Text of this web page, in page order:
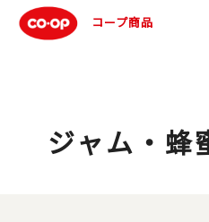
コープ商品
ジャム・蜂